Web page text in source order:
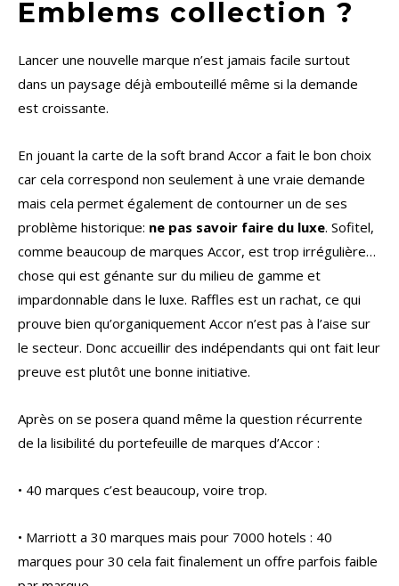
Emblems collection ?
Lancer une nouvelle marque n’est jamais facile surtout
dans un paysage déjà embouteillé même si la demande
est croissante.
En jouant la carte de la soft brand Accor a fait le bon choix
car cela correspond non seulement à une vraie demande
mais cela permet également de contourner un de ses
problème historique: ne pas savoir faire du luxe. Sofitel,
comme beaucoup de marques Accor, est trop irrégulière…
chose qui est génante sur du milieu de gamme et
impardonnable dans le luxe. Raffles est un rachat, ce qui
prouve bien qu’organiquement Accor n’est pas à l’aise sur
le secteur. Donc accueillir des indépendants qui ont fait leur
preuve est plutôt une bonne initiative.
Après on se posera quand même la question récurrente
de la lisibilité du portefeuille de marques d’Accor :
• 40 marques c’est beaucoup, voire trop.
• Marriott a 30 marques mais pour 7000 hotels : 40
marques pour 30 cela fait finalement un offre parfois faible